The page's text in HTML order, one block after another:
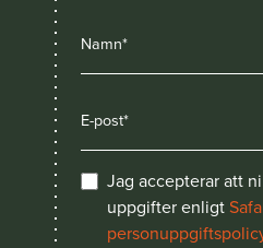
Jag accepterar att
uppgifter enligt